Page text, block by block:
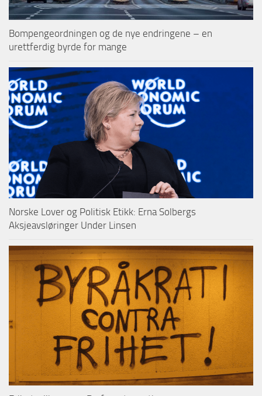
Bompengeordningen og de nye endringene – en
urettferdig byrde for mange
Norske Lover og Politisk Etikk: Erna Solbergs
Aksjeavsløringer Under Linsen